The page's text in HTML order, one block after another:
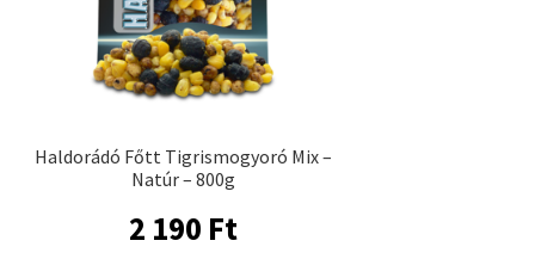
Haldorádó Főtt Tigrismogyoró Mix –
Natúr – 800g
2 190 Ft